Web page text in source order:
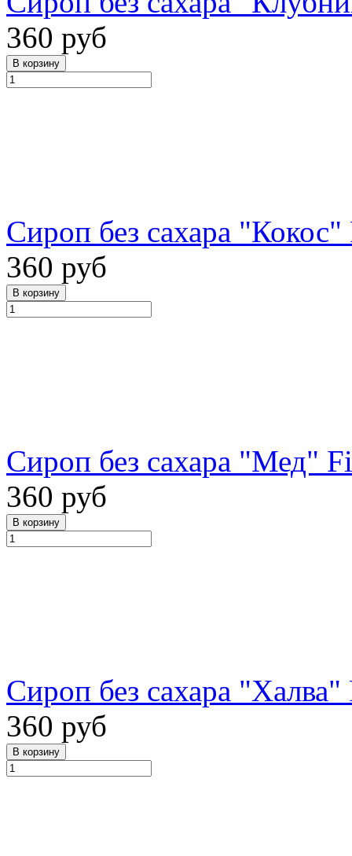
360 руб
Сироп без сахара
360 руб
Сироп без сахара "Мед"
360 руб
Сироп без сахара
360 руб